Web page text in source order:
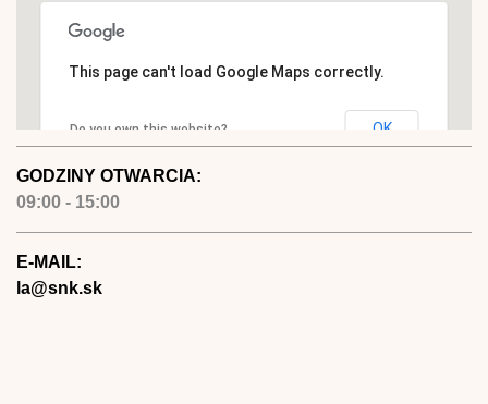
This page can't load Google Maps correctly.
Do you own this website? OK
GODZINY OTWARCIA:
09:00 - 15:00
E-MAIL:
la@snk.sk